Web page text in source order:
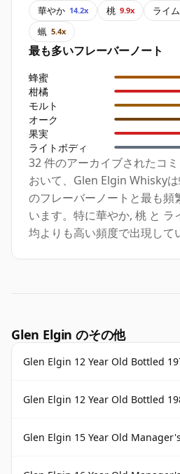
華やか 14.2x 桃 9.9x ライム
蝋 5.4x
最も多いフレーバーノート
蜂蜜
柑橘
モルト
オーク
果実
ライトボディ
32 件のアーカイブされたコ
おいて、Glen Elgin Whisky
のフレーバーノートと最も頻
います。特に華やか, 桃 と
均よりも高い頻度で出現して
Glen Elgin のその他
Glen Elgin 12 Year Old Bottled
Glen Elgin 12 Year Old Bottled
Glen Elgin 15 Year Old